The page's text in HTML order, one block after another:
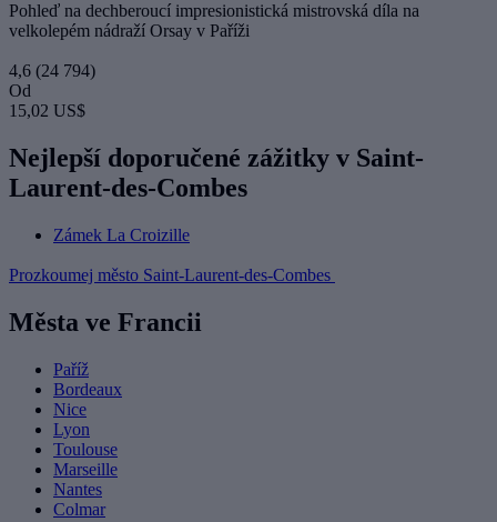
Pohleď na dechberoucí impresionistická mistrovská díla na
velkolepém nádraží Orsay v Paříži
4,6 (24 794)
Od
15,02 US$
Nejlepší doporučené zážitky v Saint-
Laurent-des-Combes
Zámek La Croizille
Prozkoumej město Saint-Laurent-des-Combes
Města ve Francii
Paříž
Bordeaux
Nice
Lyon
Toulouse
Marseille
Nantes
Colmar